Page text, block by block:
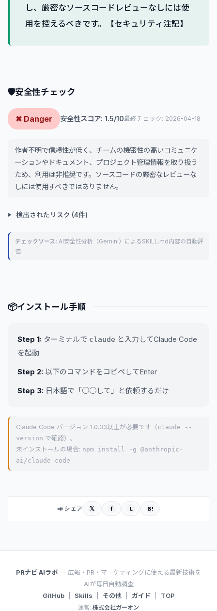
し、厳密なソースコードレビューなしには使
用を控えるべきです。【セキュリティ注記】
🛡安全性チェック
✖ Danger 安全性スコア: 1.5/10最終チェック: 2026-04-18
作者不明で信頼性が低く、チームの機密性の高いコミュニケ
ーションやドキュメント、プロジェクト管理情報を取り扱う
ため、利用は非推奨です。ソースコードの厳密なレビューな
しには使用すべきではありません。
検出されたリスク (4件)
チェックソース: AI安全性分析（Gemini）によるSKILL.md内容の自動評
価
📦インストール手順
Step 1: ターミナルで claude と入力してClaude Code
を起動
Step 2: 以下のコマンドをコピペしてEnter
Step 3: 日本語で「○○して」と依頼するだけ
Claude Code バージョン 1.0.33以上が必要です（claude --
version で確認）。
未インストールの場合: npm install -g @anthropic-
ai/claude-code
📣 シェア 𝕏 f L B!
PRナビ AIラボ — 広報・PR・マーケティングに使える最新技術を
AIが毎日自動調査
GitHub| Skills その他| ガイド TOP
運営: 株式会社ガーオン